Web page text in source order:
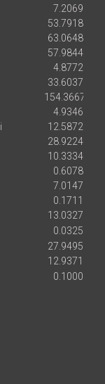
7.2069
53.7918
63.0648
57.9844
4.8772
33.6037
154.3667
4.9346
12.5872
28.9224
10.3334
0.6078
7.0147
0.1711
13.0327
0.0325
27.9495
12.9371
0.1000